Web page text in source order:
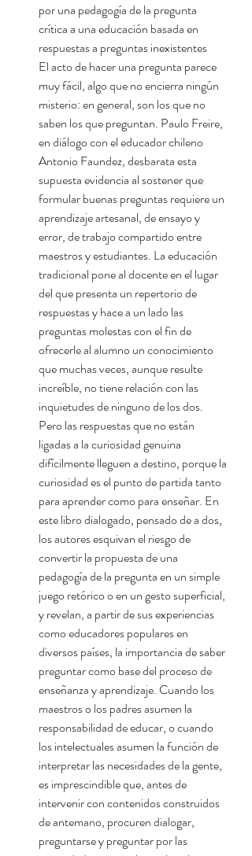
por una pedagogía de la pregunta
crítica a una educación basada en
respuestas a preguntas inexistentes
El acto de hacer una pregunta parece
muy fácil, algo que no encierra ningún
misterio: en general, son los que no
saben los que preguntan. Paulo Freire,
en diálogo con el educador chileno
Antonio Faundez, desbarata esta
supuesta evidencia al sostener que
formular buenas preguntas requiere un
aprendizaje artesanal, de ensayo y
error, de trabajo compartido entre
maestros y estudiantes. La educación
tradicional pone al docente en el lugar
del que presenta un repertorio de
respuestas y hace a un lado las
preguntas molestas con el fin de
ofrecerle al alumno un conocimiento
que muchas veces, aunque resulte
increíble, no tiene relación con las
inquietudes de ninguno de los dos.
Pero las respuestas que no están
ligadas a la curiosidad genuina
difícilmente lleguen a destino, porque la
curiosidad es el punto de partida tanto
para aprender como para enseñar. En
este libro dialogado, pensado de a dos,
los autores esquivan el riesgo de
convertir la propuesta de una
pedagogía de la pregunta en un simple
juego retórico o en un gesto superficial,
y revelan, a partir de sus experiencias
como educadores populares en
diversos países, la importancia de saber
preguntar como base del proceso de
enseñanza y aprendizaje. Cuando los
maestros o los padres asumen la
responsabilidad de educar, o cuando
los intelectuales asumen la función de
interpretar las necesidades de la gente,
es imprescindible que, antes de
intervenir con contenidos construidos
de antemano, procuren dialogar,
preguntarse y preguntar por las